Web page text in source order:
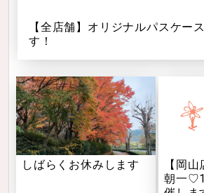
【全店舗】オリジナルパスケー
す！
しばらくお休みします
【岡
朝一